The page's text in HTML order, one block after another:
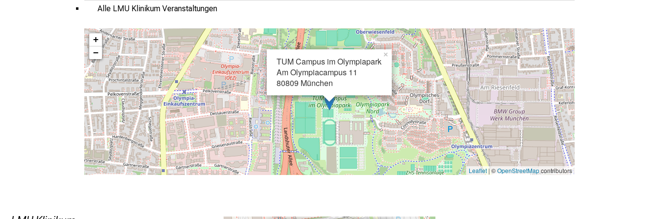
Alle LMU Klinikum Veranstaltungen
TUM Campus im Olympiapark
Am Olympiacampus 11
80809 München
×
+
−
Leaflet | ©OpenStreetMapcontributors